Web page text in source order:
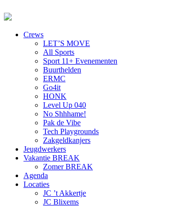
Crews
LET’S MOVE
All Sports
Sport 11+ Evenementen
Buurthelden
ERMC
Go4it
HONK
Level Up 040
No Shhhame!
Pak de Vibe
Tech Playgrounds
Zakgeldkanjers
Jeugdwerkers
Vakantie BREAK
Zomer BREAK
Agenda
Locaties
JC ’t Akkertje
JC Blixems